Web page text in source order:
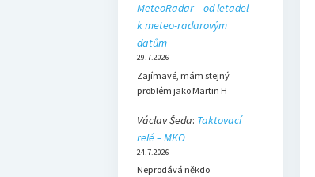
MeteoRadar – od letadel
k meteo-radarovým
datům
29.7.2026
Zajímavé, mám stejný
problém jako Martin H
Václav Šeda: Taktovací
relé – MKO
24.7.2026
Neprodává někdo